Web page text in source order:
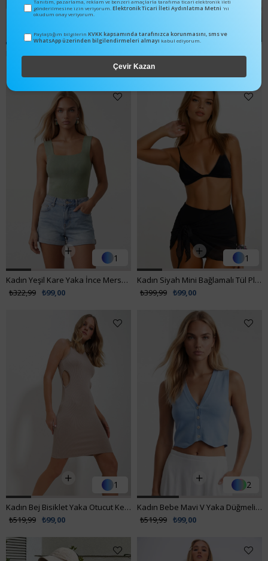
2
₺552,99
1
Kadın Yeşil Kare Yaka İnce Merserize Bluz ALC-7122
₺99,00
₺322,99
1
Kadın Siyah Mini Bağlamalı Tül Plaj Pareo VS00275
₺99,00
₺399,99
1
Kadın Bej Bisiklet Yaka Otucut Kesimli Örme Elbise ALC-X11643
₺99,00
₺519,99
2
Kadın Bebe Mavi V Yaka Düğmeli Yazlık Triko Yelek ALC-X10402
₺99,00
₺519,99
Tanıtım, pazarlama, reklam ve benzeri amaçlarla tarafıma ticari elektronik ileti
gönderilmesine izin veriyorum.Elektronik Ticari İleti Aydınlatma Metni 'ni
okudum onay veriyorum.
Paylaştığım bilgilerin KVKK kapsamında tarafınızca korunmasını, sms ve
WhatsApp üzerinden bilgilendirmeleri almayı kabul ediyorum.
Çevir Kazan